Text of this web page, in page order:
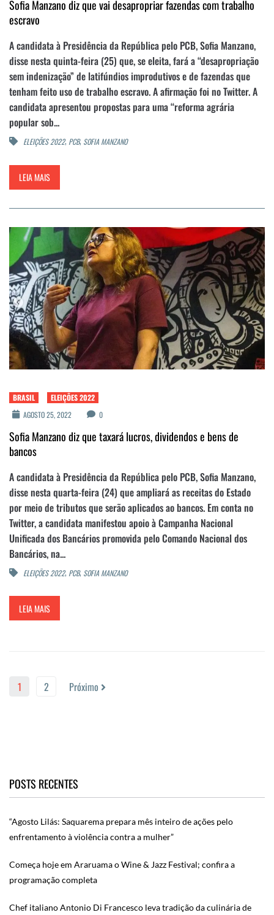
Sofia Manzano diz que vai desapropriar fazendas com trabalho
escravo
A candidata à Presidência da República pelo PCB, Sofia Manzano,
disse nesta quinta-feira (25) que, se eleita, fará a “desapropriação
sem indenização” de latifúndios improdutivos e de fazendas que
tenham feito uso de trabalho escravo. A afirmação foi no Twitter. A
candidata apresentou propostas para uma “reforma agrária
popular sob...
ELEIÇÕES 2022, PCB, SOFIA MANZANO
LEIA MAIS
BRASIL
ELEIÇÕES 2022
AGOSTO 25, 2022
0
Sofia Manzano diz que taxará lucros, dividendos e bens de
bancos
A candidata à Presidência da República pelo PCB, Sofia Manzano,
disse nesta quarta-feira (24) que ampliará as receitas do Estado
por meio de tributos que serão aplicados ao bancos. Em conta no
Twitter, a candidata manifestou apoio à Campanha Nacional
Unificada dos Bancários promovida pelo Comando Nacional dos
Bancários, na...
ELEIÇÕES 2022, PCB, SOFIA MANZANO
LEIA MAIS
1 2 Próximo
POSTS RECENTES
“Agosto Lilás: Saquarema prepara mês inteiro de ações pelo
enfrentamento à violência contra a mulher”
Começa hoje em Araruama o Wine & Jazz Festival; confira a
programação completa
Chef italiano Antonio Di Francesco leva tradição da culinária de